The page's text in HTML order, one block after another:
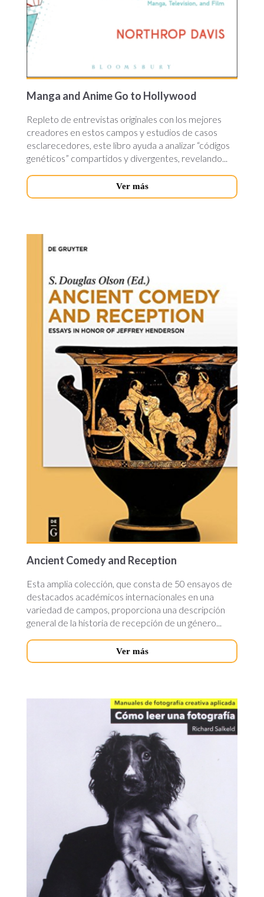
Manga and Anime Go to Hollywood
Repleto de entrevistas originales con los mejores
creadores en estos campos y estudios de casos
esclarecedores, este libro ayuda a analizar “códigos
genéticos” compartidos y divergentes, revelando...
Ver más
ancient-
and-
reception.jpg
Ancient Comedy and Reception
Esta amplia colección, que consta de 50 ensayos de
destacados académicos internacionales en una
variedad de campos, proporciona una descripción
general de la historia de recepción de un género...
Ver más
fotografia.jpg